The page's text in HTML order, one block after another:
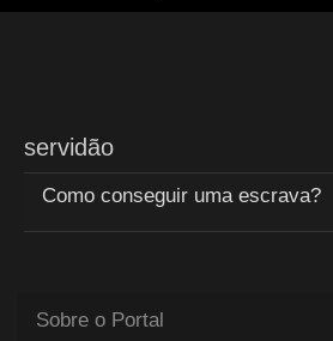
servidão
Como conseguir uma escrava?
Sobre o Portal